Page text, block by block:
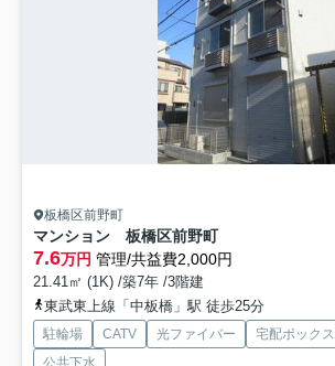
板橋区前野町
マンション 板橋区前野町
7.6万円 管理/共益費2,000円
21.41㎡ (1K) /築7年 /3階建
東武東上線「中板橋」駅 徒歩25分
駐輪場 CATV 光ファイバー 宅配ボックス